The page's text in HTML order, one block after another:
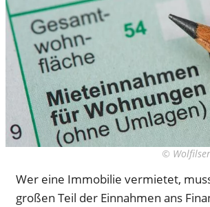
©
Wer eine Immobilie vermietet,
großen Teil der Einnahmen ans